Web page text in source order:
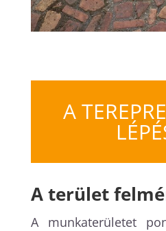
A
A terület
A munkaterületet